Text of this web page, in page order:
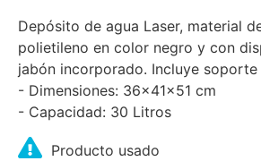
Depósito de agua Laser, material
polietileno en color negro y con
jabón incorporado. Incluye soporte
- Dimensiones: 36x41x51 cm
- Capacidad: 30 Litros
Producto usado